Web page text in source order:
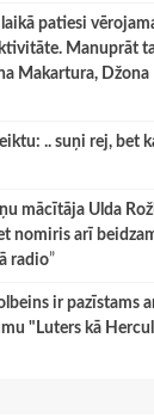
laikā patiesi
Manuprāt
Makartura, Džona
.. suņi rej, bet
mācītāja Ulda
nomiris arī
radio”
ir pazīstams
"Luters kā